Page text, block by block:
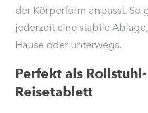
der Körperform anpasst. So
jederzeit eine stabile
Hause oder unterwegs.
Perfekt als Rollstuhl-
Reisetablett